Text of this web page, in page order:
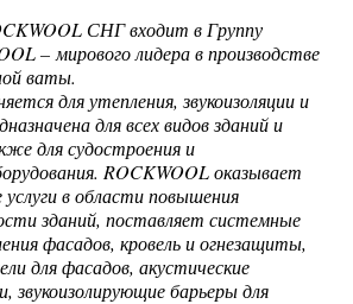
СНГ входит в Группу
– мирового лидера в производстве
ваты.
для утепления, звукоизоляции и
для всех видов зданий и
для судостроения и
ROCKWOOL оказывает
в области повышения
зданий, поставляет системные
фасадов, кровель и огнезащиты,
для фасадов, акустические
звукоизолирующие барьеры для